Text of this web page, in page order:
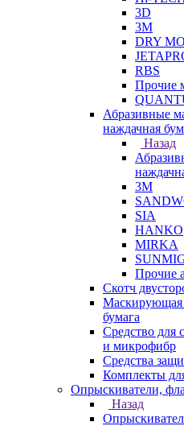
3D
3М
DRY
RBS
Прочие
Абразивные
наждачная
Назад
3М
SIA
HANKO
MIRKA
Прочие
Скотч
Маскирующая
бумага
Средство для
и микрофибр
Средства
Комплекты
Опрыскиватели,
Назад